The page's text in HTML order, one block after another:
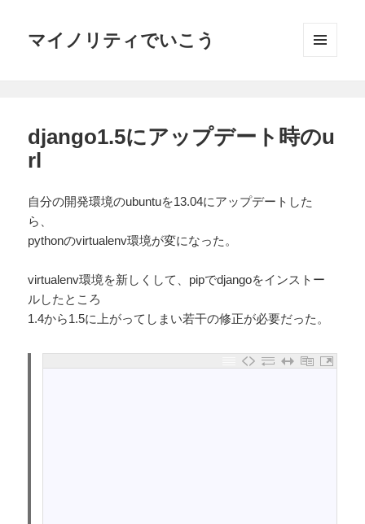
マイノリティでいこう
django1.5にアップデート時のu
rl
自分の開発環境のubuntuを13.04にアップデートした
ら、
pythonのvirtualenv環境が変になった。
virtualenv環境を新しくして、pipでdjangoをインストー
ルしたところ
1.4から1.5に上がってしまい若干の修正が必要だった。